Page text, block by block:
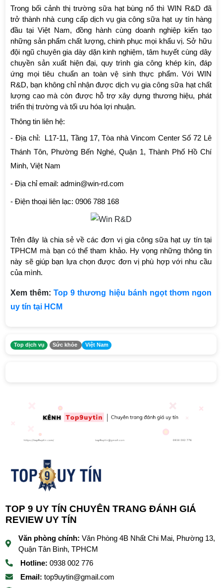
Trong bối cảnh thị trường sữa hạt bùng nổ thì WIN R&D đã
trở thành nhà cung cấp dịch vụ gia công sữa hạt uy tín hàng
đầu tại Việt Nam, đồng hành cùng doanh nghiệp kiến tạo
những sản phẩm chất lượng, chinh phục mọi khẩu vị. Sở hữu
đội ngũ chuyên gia dày dặn kinh nghiệm, tâm huyết cùng dây
chuyền sản xuất hiện đại, quy trình gia công khép kín, đáp
ứng mọi tiêu chuẩn an toàn vệ sinh thực phẩm. Với WIN
R&D, bạn không chỉ nhận được dịch vụ gia công sữa hạt chất
lượng cao mà còn được hỗ trợ xây dựng thương hiệu, phát
triển thị trường và tối ưu hóa lợi nhuận.
Thông tin liên hệ:
- Địa chỉ:  L17-11, Tầng 17, Tòa nhà Vincom Center Số 72 Lê
Thánh Tôn, Phường Bến Nghé, Quận 1, Thành Phố Hồ Chí
Minh, Việt Nam
- Địa chỉ email: admin@win-rd.com
- Điện thoại liên lạc: 0906 788 168
Trên đây là chia sẻ về các đơn vị gia công sữa hạt uy tín tại
TPHCM mà bạn có thể tham khảo. Hy vọng những thông tin
này sẽ giúp bạn lựa chọn được đơn vị phù hợp với nhu cầu
của mình.
Xem thêm:Top 9 thương hiệu bánh ngọt thơm ngon
uy tín tại HCM
Top dịch vụ Sức khỏe Việt Nam
TOP 9 UY TÍN CHUYÊN TRANG ĐÁNH GIÁ
REVIEW UY TÍN
Văn phòng chính:Văn Phòng 4B Nhất Chi Mai, Phường 13,
Quận Tân Bình, TPHCM
Hotline:0938 002 776
Email:top9uytin@gmail.com